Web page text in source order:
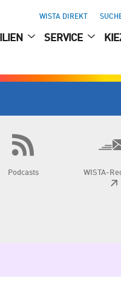
WISTA DIREKT
SERVICE
Podcasts WISTA-